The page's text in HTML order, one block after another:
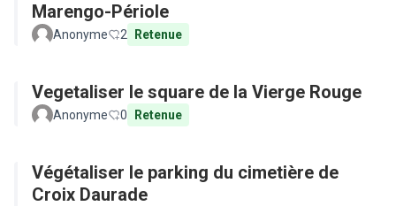
Marengo-Périole
Anonyme 2 Retenue
Vegetaliser le square de la Vierge Rouge
Anonyme 0 Retenue
Végétaliser le parking du cimetière de
Croix Daurade